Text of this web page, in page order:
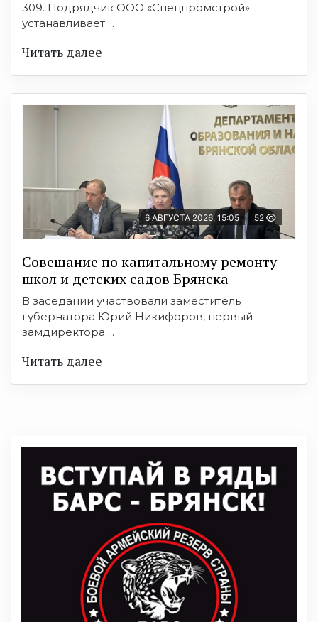
309. Подрядчик ООО «Спецпромстрой»
устанавливает ...
Читать далее
6 АВГУСТА 2026, 15:05 52
Совещание по капитальному ремонту
школ и детских садов Брянска
В заседании участвовали заместитель
губернатора Юрий Никифоров, первый
замдиректора ...
Читать далее